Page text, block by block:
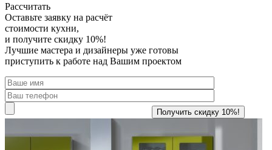
Рассчитать
Оставьте заявку на расчёт
стоимости кухни,
и получите скидку 10%!
Лучшие мастера и дизайнеры уже готовы
приступить к работе над Вашим проектом